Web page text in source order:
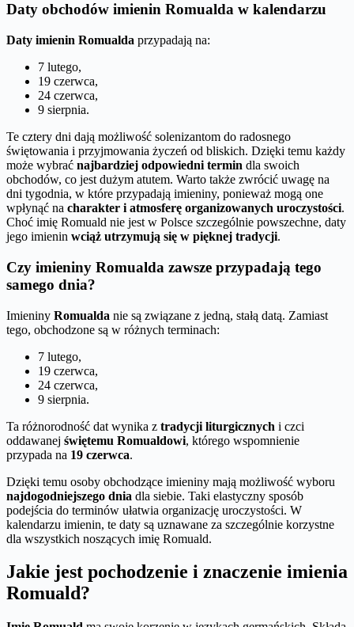
Daty obchodów imienin Romualda w kalendarzu
Daty imienin Romualda przypadają na:
7 lutego,
19 czerwca,
24 czerwca,
9 sierpnia.
Te cztery dni dają możliwość solenizantom do radosnego
świętowania i przyjmowania życzeń od bliskich. Dzięki temu każdy
może wybrać najbardziej odpowiedni termin dla swoich
obchodów, co jest dużym atutem. Warto także zwrócić uwagę na
dni tygodnia, w które przypadają imieniny, ponieważ mogą one
wpłynąć na charakter i atmosferę organizowanych uroczystości.
Choć imię Romuald nie jest w Polsce szczególnie powszechne, daty
jego imienin wciąż utrzymują się w pięknej tradycji.
Czy imieniny Romualda zawsze przypadają tego
samego dnia?
Imieniny Romualda nie są związane z jedną, stałą datą. Zamiast
tego, obchodzone są w różnych terminach:
7 lutego,
19 czerwca,
24 czerwca,
9 sierpnia.
Ta różnorodność dat wynika z tradycji liturgicznych i czci
oddawanej świętemu Romualdowi, którego wspomnienie
przypada na 19 czerwca.
Dzięki temu osoby obchodzące imieniny mają możliwość wyboru
najdogodniejszego dnia dla siebie. Taki elastyczny sposób
podejścia do terminów ułatwia organizację uroczystości. W
kalendarzu imienin, te daty są uznawane za szczególnie korzystne
dla wszystkich noszących imię Romuald.
Jakie jest pochodzenie i znaczenie imienia
Romuald?